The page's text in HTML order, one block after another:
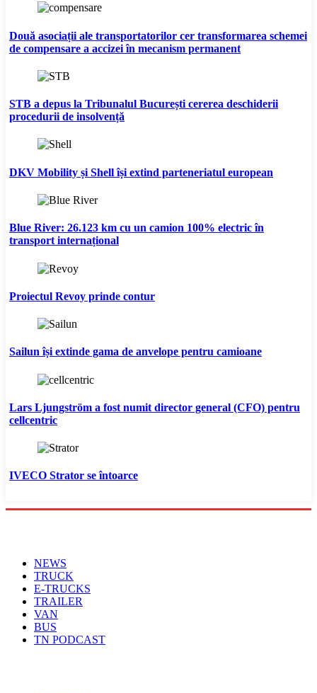
Două asociații ale transportatorilor cer transformarea schemei
de compensare a accizei în mecanism permanent
STB a depus la Tribunalul București cererea deschiderii
procedurii de insolvență
DKV Mobility și Shell își extind parteneriatul european
Blue River: 26.123 km cu un camion 100% electric în
transport internațional
Proiectul Revoy prinde contur
Sailun își extinde gama de anvelope pentru camioane
Lars Ljungström a fost numit director general (CFO) pentru
cellcentric
IVECO Strator se întoarce
NEWS
TRUCK
E-TRUCKS
TRAILER
VAN
BUS
TN PODCAST